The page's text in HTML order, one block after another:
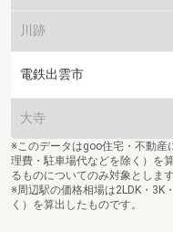
川跡
電鉄出雲市
大寺
※このデータはgoo住宅・不動産
理費・駐車場代などを除く）を
るものについてのみ対象とします
※周辺駅の価格相場は2LDK・3K
く）を算出したものです。